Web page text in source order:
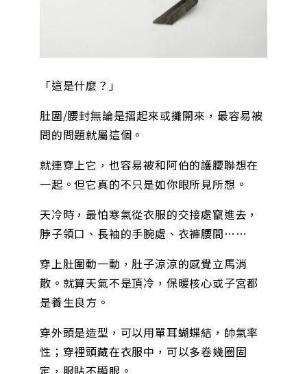
「這是什麼？」
肚圍/腰封無論是摺起來或攤開來，最容易被
問的問題就屬這個。
就連穿上它，也容易被和阿伯的護腰聯想在
一起。但它真的不只是如你眼所見所想。
天冷時，最怕寒氣從衣服的交接處竄進去，
脖子領口、長袖的手腕處、衣褲腰間……
穿上肚圍動一動，肚子涼涼的感覺立馬消
散。就算天氣不是頂冷，保暖核心或子宮都
是養生良方。
穿外頭是造型，可以用單耳蝴蝶結，帥氣率
性；穿裡頭藏在衣服中，可以多卷幾圈固
定，服貼不顯眼。